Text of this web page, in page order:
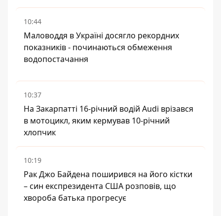
10:44
Маловоддя в Україні досягло рекордних
показників - починаються обмеження
водопостачання
10:37
На Закарпатті 16-річний водій Audi врізався
в мотоцикл, яким кермував 10-річний
хлопчик
10:19
Рак Джо Байдена поширився на його кістки
– син експрезидента США розповів, що
хвороба батька прогресує